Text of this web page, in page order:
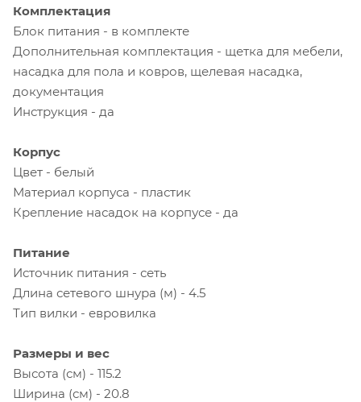
Комплектация
Блок питания - в комплекте
Дополнительная комплектация - щетка для мебели,
насадка для пола и ковров, щелевая насадка,
документация
Инструкция - да
Корпус
Цвет - белый
Материал корпуса - пластик
Крепление насадок на корпусе - да
Питание
Источник питания - сеть
Длина сетевого шнура (м) - 4.5
Тип вилки - евровилка
Размеры и вес
Высота (см) - 115.2
Ширина (см) - 20.8